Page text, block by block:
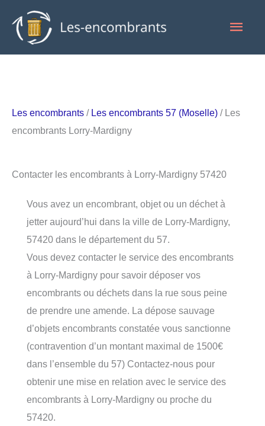
contenu
Les encombrants / Les encombrants 57 (Moselle) / Les
encombrants Lorry-Mardigny
Contacter les encombrants à Lorry-Mardigny 57420
Vous avez un encombrant, objet ou un déchet à
jetter aujourd’hui dans la ville de Lorry-Mardigny,
57420 dans le département du 57.
Vous devez contacter le service des encombrants
à Lorry-Mardigny pour savoir déposer vos
encombrants ou déchets dans la rue sous peine
de prendre une amende. La dépose sauvage
d’objets encombrants constatée vous sanctionne
(contravention d’un montant maximal de 1500€
dans l’ensemble du 57) Contactez-nous pour
obtenir une mise en relation avec le service des
encombrants à Lorry-Mardigny ou proche du
57420.